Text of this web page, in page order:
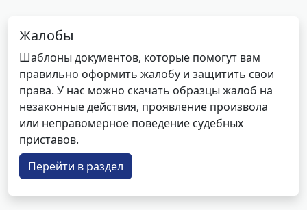
Жалобы
Шаблоны документов, которые помогут вам
правильно оформить жалобу и защитить свои
права. У нас можно скачать образцы жалоб на
незаконные действия, проявление произвола
или неправомерное поведение судебных
приставов.
Перейти в раздел